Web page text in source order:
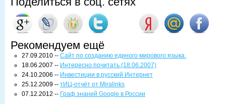
Рекомендуем ещё
27.09.2010 -- Сайт по созданию единого мирового языка.
18.06.2007 -- Интересно почитать (18.06.2007)
24.10.2006 -- Инвестиции в русский Интернет
25.12.2009 -- тИЦ-отчёт от Miralinks
07.12.2012 -- Граф знаний Google в России